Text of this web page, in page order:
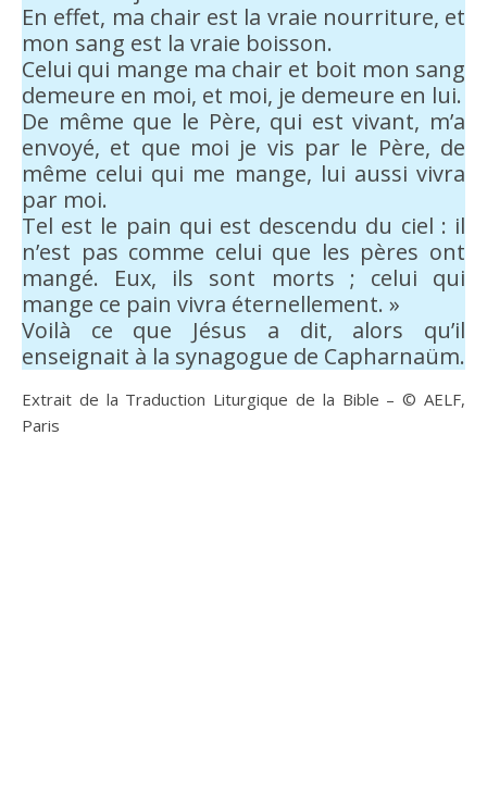
En effet, ma chair est la vraie nourriture, et
mon sang est la vraie boisson.
Celui qui mange ma chair et boit mon sang
demeure en moi, et moi, je demeure en lui.
De même que le Père, qui est vivant, m’a
envoyé, et que moi je vis par le Père, de
même celui qui me mange, lui aussi vivra
par moi.
Tel est le pain qui est descendu du ciel : il
n’est pas comme celui que les pères ont
mangé. Eux, ils sont morts ; celui qui
mange ce pain vivra éternellement. »
Voilà ce que Jésus a dit, alors qu’il
enseignait à la synagogue de Capharnaüm.
Extrait de la Traduction Liturgique de la Bible – © AELF,
Paris